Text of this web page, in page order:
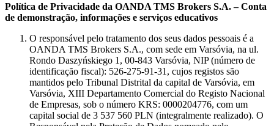
Política de Privacidade da OANDA TMS Brokers S.A. – Conta
de demonstração, informações e serviços educativos
O responsável pelo tratamento dos seus dados pessoais é a
OANDA TMS Brokers S.A., com sede em Varsóvia, na ul.
Rondo Daszyńskiego 1, 00-843 Varsóvia, NIP (número de
identificação fiscal): 526-275-91-31, cujos registos são
mantidos pelo Tribunal Distrital da capital de Varsóvia, em
Varsóvia, XIII Departamento Comercial do Registo Nacional
de Empresas, sob o número KRS: 0000204776, com um
capital social de 3 537 560 PLN (integralmente realizado). O